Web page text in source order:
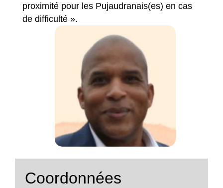
proximité pour les Pujaudranais(es) en cas
de difficulté ».
Coordonnées